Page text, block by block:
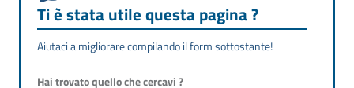
Ti è stata utile questa pagina ?
Aiutaci a migliorare compilando il form sottostante!
Hai trovato quello che cercavi ?